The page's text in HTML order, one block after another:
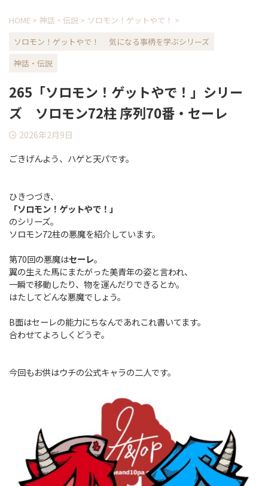
HOME > 神話・伝説 > ソロモン！ゲットやで！ >
ソロモン！ゲットやで！
気になる事柄を学ぶシリーズ
神話・伝説
265「ソロモン！ゲットやで！」シリー
ズ ソロモン72柱 序列70番・セーレ
2026年2月9日
ごきげんよう、ハゲと天パです。
ひきつづき、
「ソロモン！ゲットやで！」
のシリーズ。
ソロモン72柱の悪魔を紹介しています。
第70回の悪魔はセーレ。
翼の生えた馬にまたがった美青年の姿と言われ、
一瞬で移動したり、物を運んだりできるとか。
はたしてどんな悪魔でしょう。
B面はセーレの能力にちなんであれこれ書いてます。
合わせてよろしくどうぞ。
今回もお供はウチの公式キャラの二人です。